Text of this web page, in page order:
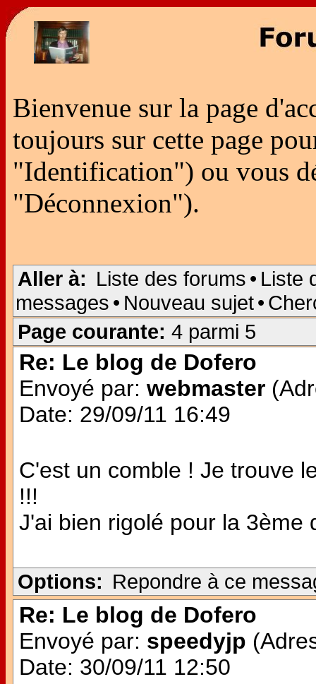
Bienvenue sur la page
toujours sur cette page
"Identification") ou vous
"Déconnexion").
Aller à: Liste des forums • Liste
messages • Nouveau sujet•
Page courante: 4 parmi 5
Re: Le blog de Dofero
Envoyé par: webmaster
Date: 29/09/11 16:49
C'est un comble ! Je trouve
!!!
J'ai bien rigolé pour la 3ème
Options: Repondre à ce
Re: Le blog de Dofero
Envoyé par: speedyjp
Date: 30/09/11 12:50